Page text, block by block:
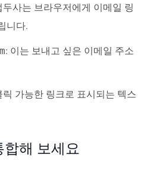
두사는 브라우저에게 이메일 링
니다.
: 이는 보내고 싶은 이메일 주소
릭 가능한 링크로 표시되는 텍스
해 보세요